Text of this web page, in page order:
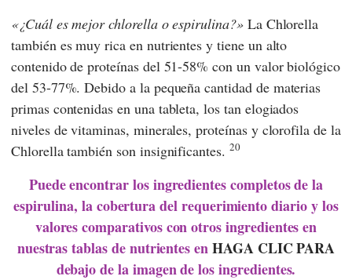
¿Cuál es mejor chlorella o espirulina? La Chlorella
también es muy rica en nutrientes y tiene un alto
contenido de proteínas del 51-58% con un valor biológico
del 53-77%. Debido a la pequeña cantidad de materias
primas contenidas en una tableta, los tan elogiados
niveles de vitaminas, minerales, proteínas y clorofila de la
Chlorella también son insignificantes. 20
Puede encontrar los ingredientes completos de la
espirulina, la cobertura del requerimiento diario y los
valores comparativos con otros ingredientes en
nuestras tablas de nutrientes enHAGA CLIC PARA
debajo de la imagen de los ingredientes.